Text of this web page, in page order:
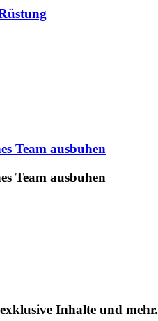
Team ausbuhen
Team ausbuhen
Inhalte und mehr.